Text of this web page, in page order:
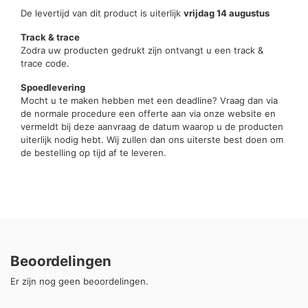
De levertijd van dit product is uiterlijk vrijdag 14 augustus
Track & trace
Zodra uw producten gedrukt zijn ontvangt u een track &
trace code.
Spoedlevering
Mocht u te maken hebben met een deadline? Vraag dan via
de normale procedure een offerte aan via onze website en
vermeldt bij deze aanvraag de datum waarop u de producten
uiterlijk nodig hebt. Wij zullen dan ons uiterste best doen om
de bestelling op tijd af te leveren.
Beoordelingen
Er zijn nog geen beoordelingen.